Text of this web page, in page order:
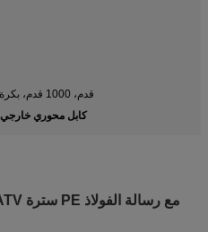
500 قدم، 1000 قدم، بكرة خشبية، كرتون
كابل محوري خارجي